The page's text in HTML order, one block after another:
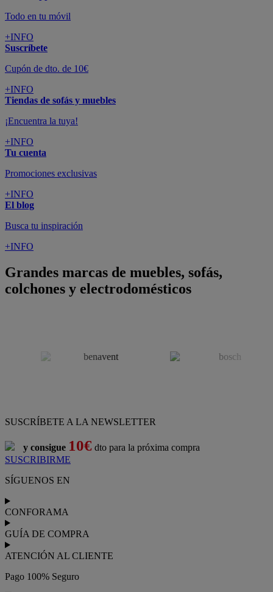
Todo en tu móvil
+INFO
Suscríbete
Cupón de dto. de 10€
+INFO
Tiendas de sofás y muebles
¡Encuentra la tuya!
+INFO
Tu cuenta
Promociones exclusivas
+INFO
El blog
Busca tu inspiración
+INFO
Grandes marcas de muebles, sofás,
colchones y electrodomésticos
SUSCRÍBETE A LA NEWSLETTER
y consigue 10€ dto para la próxima compra
SUSCRIBIRME
SÍGUENOS EN
CONFORAMA
GUÍA DE COMPRA
ATENCIÓN AL CLIENTE
Pago 100% Seguro